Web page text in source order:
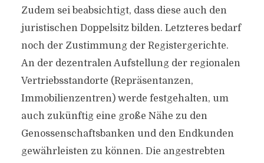
Zudem sei beabsichtigt, dass diese auch den
juristischen Doppelsitz bilden. Letzteres bedarf
noch der Zustimmung der Registergerichte.
An der dezentralen Aufstellung der regionalen
Vertriebsstandorte (Repräsentanzen,
Immobilienzentren) werde festgehalten, um
auch zukünftig eine große Nähe zu den
Genossenschaftsbanken und den Endkunden
gewährleisten zu können. Die angestrebten